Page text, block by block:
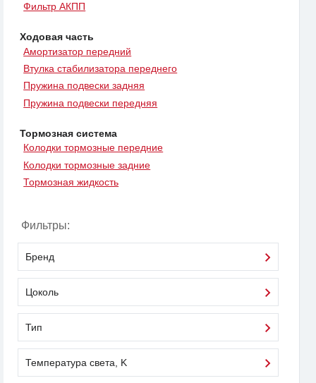
Фильтр АКПП
Ходовая часть
Амортизатор передний
Втулка стабилизатора переднего
Пружина подвески задняя
Пружина подвески передняя
Тормозная система
Колодки тормозные передние
Колодки тормозные задние
Тормозная жидкость
Фильтры:
Бренд
Цоколь
Тип
Температура света, K